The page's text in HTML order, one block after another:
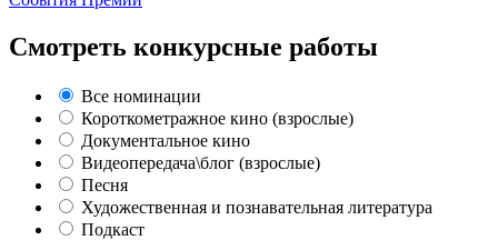
Смотреть конкурсные работы
Все номинации
Короткометражное кино (взрослые)
Документальное кино
Видеопередача\блог (взрослые)
Песня
Художественная и познавательная литература
Подкаст